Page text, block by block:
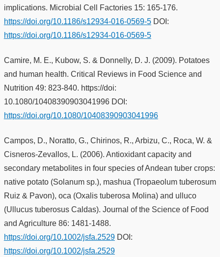
implications. Microbial Cell Factories 15: 165-176.
https://doi.org/10.1186/s12934-016-0569-5DOI:
https://doi.org/10.1186/s12934-016-0569-5
Camire, M. E., Kubow, S. & Donnelly, D. J. (2009). Potatoes
and human health. Critical Reviews in Food Science and
Nutrition 49: 823-840. https://doi:
10.1080/10408390903041996 DOI:
https://doi.org/10.1080/10408390903041996
Campos, D., Noratto, G., Chirinos, R., Arbizu, C., Roca, W. &
Cisneros-Zevallos, L. (2006). Antioxidant capacity and
secondary metabolites in four species of Andean tuber crops:
native potato (Solanum sp.), mashua (Tropaeolum tuberosum
Ruiz & Pavon), oca (Oxalis tuberosa Molina) and ulluco
(Ullucus tuberosus Caldas). Journal of the Science of Food
and Agriculture 86: 1481-1488.
https://doi.org/10.1002/jsfa.2529DOI:
https://doi.org/10.1002/jsfa.2529